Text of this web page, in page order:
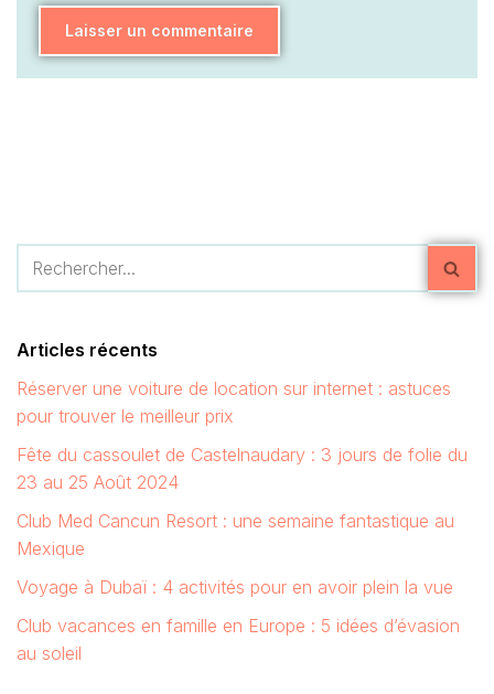
Articles récents
Réserver une voiture de location sur internet : astuces
pour trouver le meilleur prix
Fête du cassoulet de Castelnaudary : 3 jours de folie du
23 au 25 Août 2024
Club Med Cancun Resort : une semaine fantastique au
Mexique
Voyage à Dubaï : 4 activités pour en avoir plein la vue
Club vacances en famille en Europe : 5 idées d’évasion
au soleil